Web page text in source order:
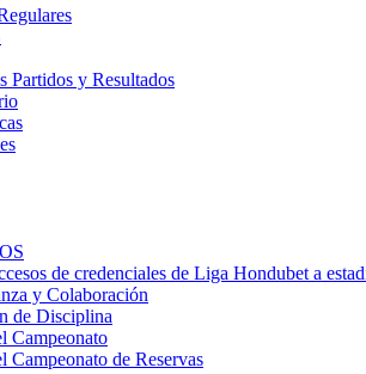
Partidos y Resultados
de credenciales de Liga Hondubet a
y Colaboración
de Disciplina
Campeonato
Campeonato de Reservas